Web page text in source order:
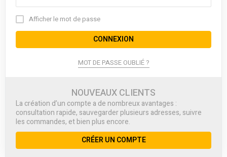
Afficher le mot de passe
CONNEXION
MOT DE PASSE OUBLIÉ ?
NOUVEAUX CLIENTS
La création d’un compte a de nombreux avantages :
consultation rapide, sauvegarder plusieurs adresses, suivre
les commandes, et bien plus encore.
CRÉER UN COMPTE